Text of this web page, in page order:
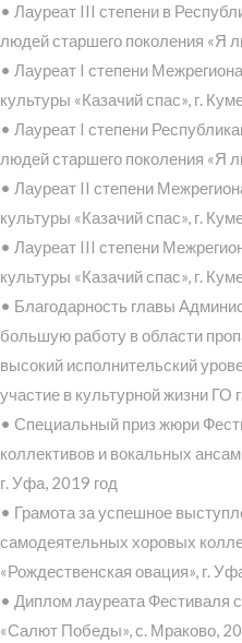
• Лауреат III степени в
людей старшего поколения «Я
• Лауреат I степени
культуры «Казачий спас», г.
• Лауреат I степени
людей старшего поколения «Я
• Лауреат II степени
культуры «Казачий спас», г.
• Лауреат III степени
культуры «Казачий спас», г.
• Благодарность главы
большую работу в области
высокий исполнительский
участие в культурной жизни ГО
• Специальный приз жюри
коллективов и вокальных
г. Уфа, 2019 год
• Грамота за успешное
самодеятельных хоровых
«Рождественская овация», г.
• Диплом лауреата Фестиваля
«Салют Победы», с. Мраково,